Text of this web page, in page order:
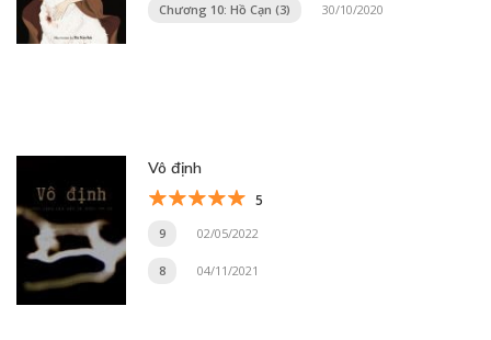
Chương 10: Hồ Cạn (3) 30/10/2020
Vô định
5
9 02/05/2022
8 04/11/2021